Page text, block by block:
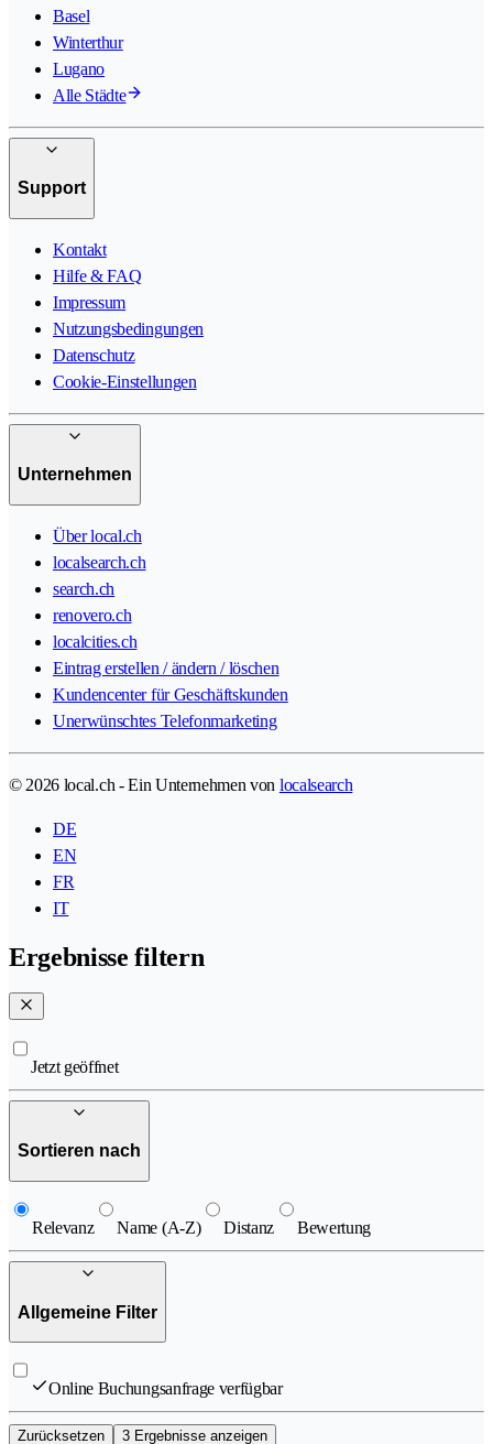
Basel
Winterthur
Lugano
Alle Städte
Support
Kontakt
Hilfe & FAQ
Impressum
Nutzungsbedingungen
Datenschutz
Cookie-Einstellungen
Unternehmen
Über local.ch
localsearch.ch
search.ch
renovero.ch
localcities.ch
Eintrag erstellen / ändern / löschen
Kundencenter für Geschäftskunden
Unerwünschtes Telefonmarketing
© 2026 local.ch - Ein Unternehmen von localsearch
DE
EN
FR
IT
Ergebnisse filtern
Jetzt geöffnet
Sortieren nach
Relevanz Name (A-Z) Distanz Bewertung
Allgemeine Filter
Online Buchungsanfrage verfügbar
Zurücksetzen 3 Ergebnisse anzeigen